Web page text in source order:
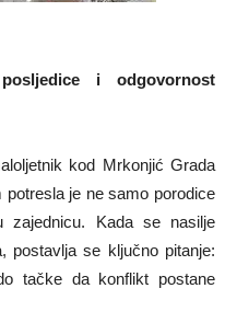
i odgovornost
kod Mrkonjić Grada
je ne samo porodice
zajednicu. Kada se nasilje
postavlja se ključno pitanje:
tačke da konflikt postane